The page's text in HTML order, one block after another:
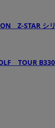
Z-STAR シ
TOUR B330